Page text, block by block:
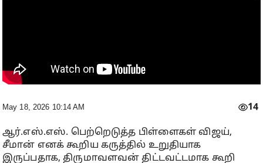
May 18, 2026 10:14 AM 14
ஆர்.எஸ்.எஸ். பெற்றெடுத்த பிள்ளைகள் விஜய்,
சீமான் எனக் கூறிய கருத்தில் உறுதியாக
இருப்பதாக, திருமாவளவன் திட்டவட்டமாக கூறி